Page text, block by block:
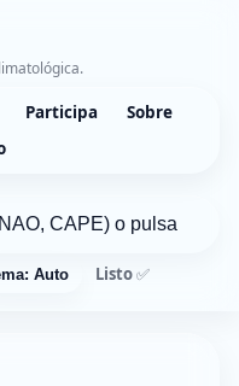
Participa
Sobre
Auto Listo ✅